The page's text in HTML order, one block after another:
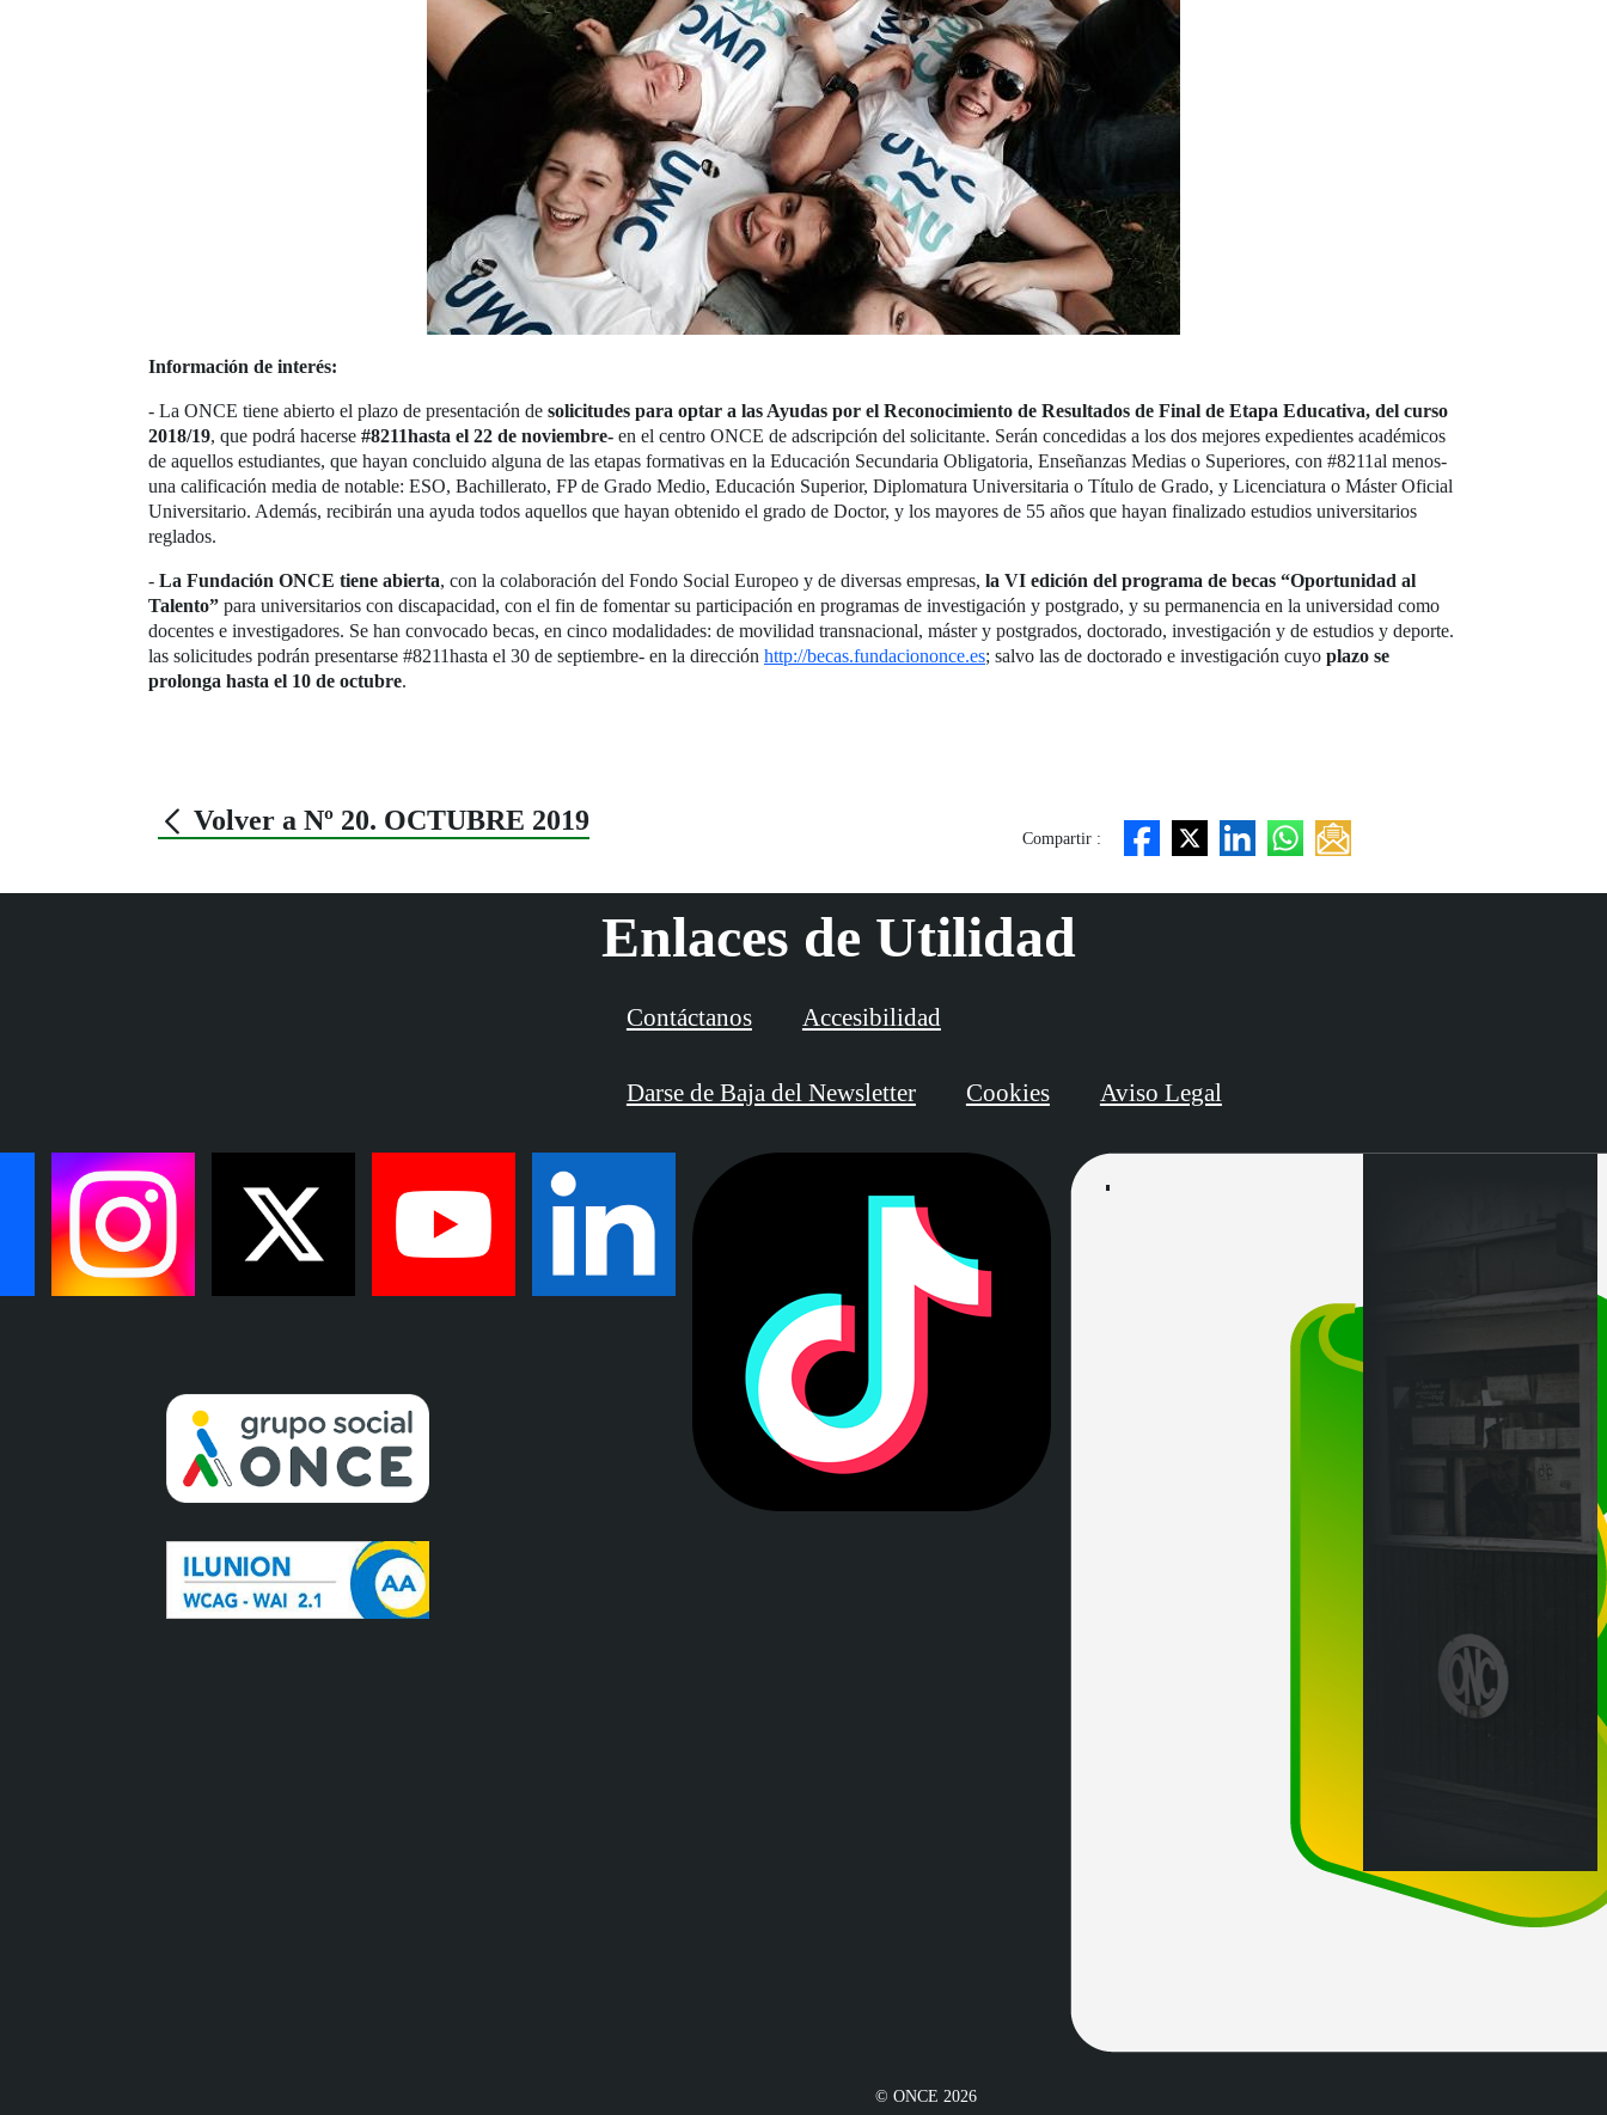
Información de interés:
- La ONCE tiene abierto el plazo de presentación de solicitudes para optar a las Ayudas por el Reconocimiento de Resultados de Final de Etapa Educativa, del curso
2018/19, que podrá hacerse #8211hasta el 22 de noviembre- en el centro ONCE de adscripción del solicitante. Serán concedidas a los dos mejores expedientes académicos
de aquellos estudiantes, que hayan concluido alguna de las etapas formativas en la Educación Secundaria Obligatoria, Enseñanzas Medias o Superiores, con #8211al menos-
una calificación media de notable: ESO, Bachillerato, FP de Grado Medio, Educación Superior, Diplomatura Universitaria o Título de Grado, y Licenciatura o Máster Oficial
Universitario. Además, recibirán una ayuda todos aquellos que hayan obtenido el grado de Doctor, y los mayores de 55 años que hayan finalizado estudios universitarios
reglados.
- La Fundación ONCE tiene abierta, con la colaboración del Fondo Social Europeo y de diversas empresas, la VI edición del programa de becas “Oportunidad al
Talento” para universitarios con discapacidad, con el fin de fomentar su participación en programas de investigación y postgrado, y su permanencia en la universidad como
docentes e investigadores. Se han convocado becas, en cinco modalidades: de movilidad transnacional, máster y postgrados, doctorado, investigación y de estudios y deporte.
las solicitudes podrán presentarse #8211hasta el 30 de septiembre- en la dirección http://becas.fundaciononce.es; salvo las de doctorado e investigación cuyo plazo se
prolonga hasta el 10 de octubre.
Volver a Nº 20. OCTUBRE 2019
Compartir :
Enlaces de Utilidad
Contáctanos Accesibilidad
Darse de Baja del Newsletter Cookies Aviso Legal
© ONCE 2026